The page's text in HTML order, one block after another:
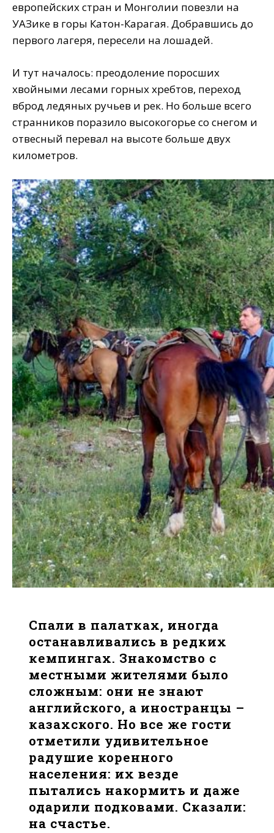
европейских стран и Монголии повезли на
УАЗике в горы Катон-Карагая. Добравшись до
первого лагеря, пересели на лошадей.
И тут началось: преодоление поросших
хвойными лесами горных хребтов, переход
вброд ледяных ручьев и рек. Но больше всего
странников поразило высокогорье со снегом и
отвесный перевал на высоте больше двух
километров.
Спали в палатках, иногда
останавливались в редких
кемпингах. Знакомство с
местными жителями было
сложным: они не знают
английского, а иностранцы –
казахского. Но все же гости
отметили удивительное
радушие коренного
населения: их везде
пытались накормить и даже
одарили подковами. Сказали:
на счастье.